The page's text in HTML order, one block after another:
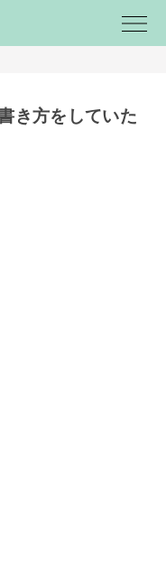
き方をしていた